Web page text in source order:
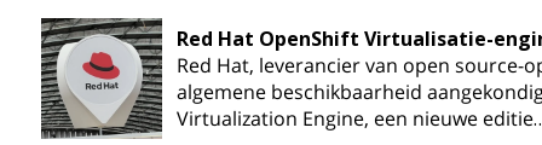
Red Hat OpenShift Virtualisatie-
Red Hat, leverancier van open source-
algemene beschikbaarheid
Virtualization Engine, een nieuwe